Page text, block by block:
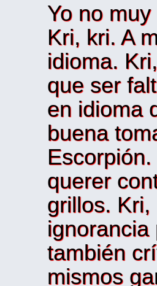
Yo no
Kri, kri. A
idioma.
que ser
en idioma
buena
querer
grillos.
también
mismos